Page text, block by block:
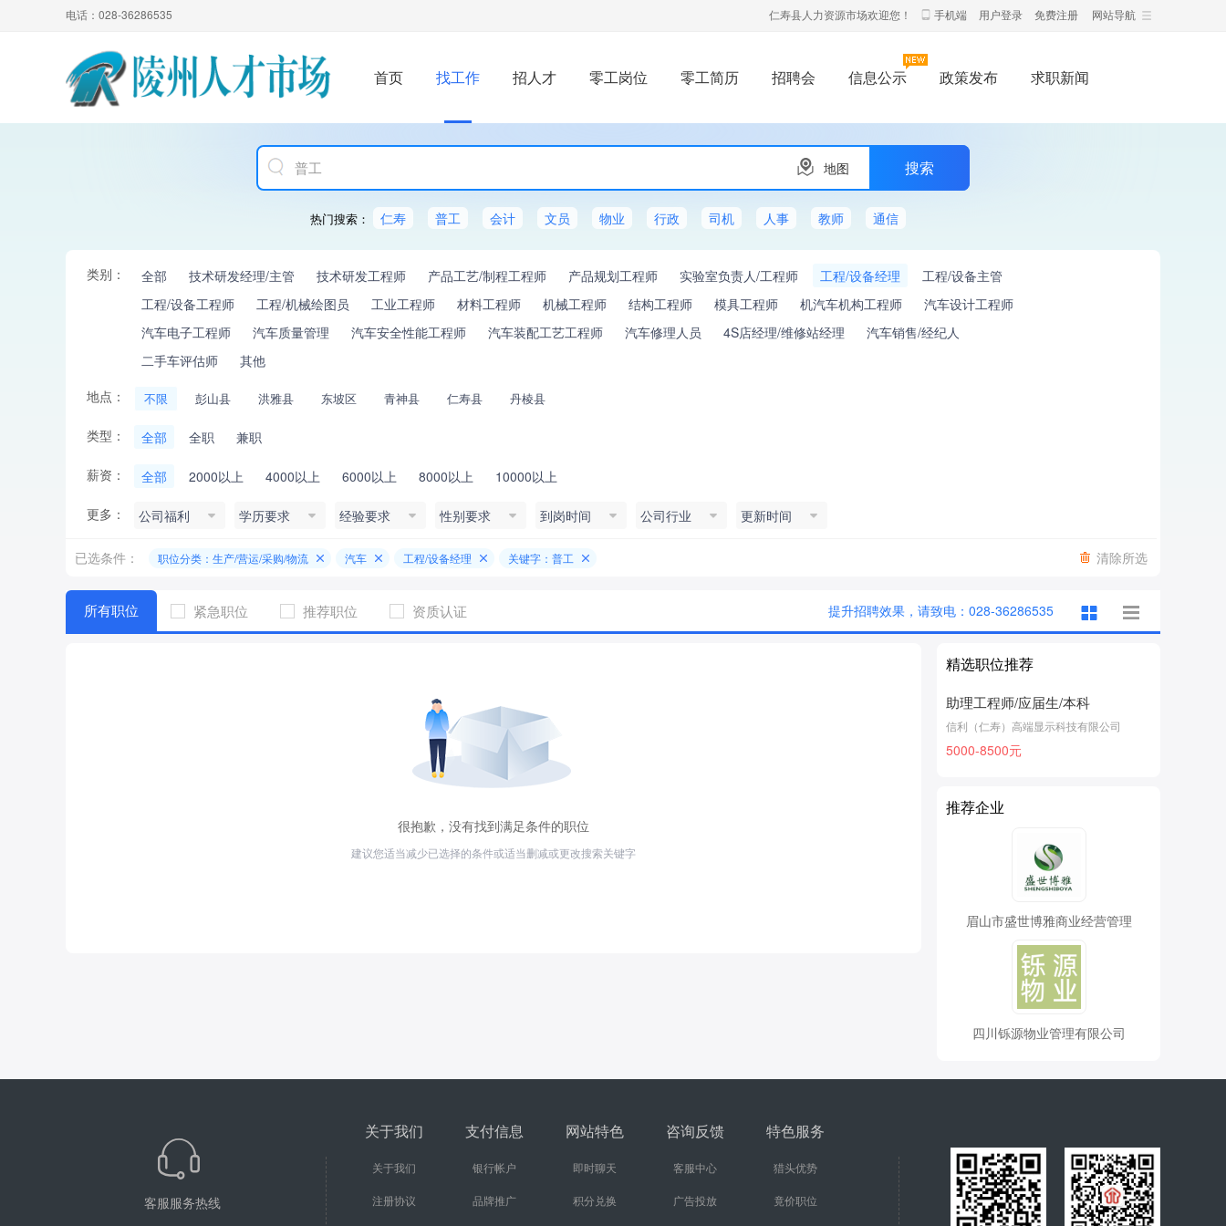
电话：028-36286535 网站导航
仁寿县人力资源市场欢迎您！ 手机端 用户登录 免费注册
首页 找工作 招人才 零工岗位 零工简历 招聘会 信息公示 政策发布 求职新闻
地图
热门搜索： 仁寿 普工 会计 文员 物业 行政 司机 人事 教师 通信
类别： 全部 技术研发经理/主管 技术研发工程师 产品工艺/制程工程师 产品规划工程师 实验室负责人/工程师 工程/设备经理
工程/设备主管
工程/设备工程师
工程/机械绘图员 工业工程师 材料工程师 机械工程师 结构工程师 模具工程师 机汽车机构工程师
汽车设计工程师
汽车电子工程师
汽车质量管理 汽车安全性能工程师 汽车装配工艺工程师 汽车修理人员 4S店经理/维修站经理
汽车销售/经纪人
二手车评估师
其他
地点：
不限 彭山县 洪雅县 东坡区 青神县 仁寿县 丹棱县
类型： 全部 全职 兼职
薪资： 全部 2000以上 4000以上 6000以上 8000以上 10000以上
更多： 公司福利 学历要求 经验要求 性别要求 到岗时间 公司行业 更新时间
清除所选
已选条件： 职位分类：生产/营运/采购/物流 汽车 工程/设备经理 关键字：普工
所有职位 紧急职位 推荐职位 资质认证 提升招聘效果，请致电：028-36286535
很抱歉，没有找到满足条件的职位
建议您适当减少已选择的条件或适当删减或更改搜索关键字
精选职位推荐
助理工程师/应届生/本科
信利（仁寿）高端显示科技有限公司
5000-8500元
推荐企业
眉山市盛世博雅商业经营管理
四川铄源物业管理有限公司
客服服务热线
关于我们
关于我们
注册协议
支付信息
银行帐户
品牌推广
网站特色
即时聊天
积分兑换
咨询反馈
客服中心
广告投放
特色服务
猎头优势
竟价职位